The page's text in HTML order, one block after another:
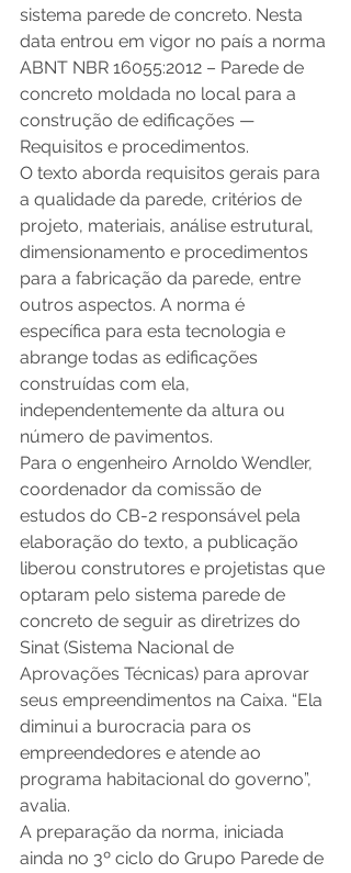
sistema parede de concreto. Nesta
data entrou em vigor no país a norma
ABNT NBR 16055:2012 – Parede de
concreto moldada no local para a
construção de edificações —
Requisitos e procedimentos.
O texto aborda requisitos gerais para
a qualidade da parede, critérios de
projeto, materiais, análise estrutural,
dimensionamento e procedimentos
para a fabricação da parede, entre
outros aspectos. A norma é
específica para esta tecnologia e
abrange todas as edificações
construídas com ela,
independentemente da altura ou
número de pavimentos.
Para o engenheiro Arnoldo Wendler,
coordenador da comissão de
estudos do CB-2 responsável pela
elaboração do texto, a publicação
liberou construtores e projetistas que
optaram pelo sistema parede de
concreto de seguir as diretrizes do
Sinat (Sistema Nacional de
Aprovações Técnicas) para aprovar
seus empreendimentos na Caixa. “Ela
diminui a burocracia para os
empreendedores e atende ao
programa habitacional do governo”,
avalia.
A preparação da norma, iniciada
ainda no 3º ciclo do Grupo Parede de